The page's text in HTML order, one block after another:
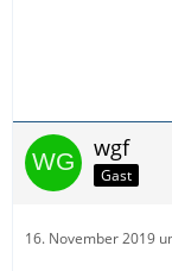
wgf
Gast
16. November 2019